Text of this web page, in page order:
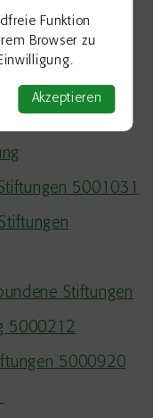
Funktion
Browser zu
Akzeptieren
Rechts
5001031
Stiftungen
5000212
5000920